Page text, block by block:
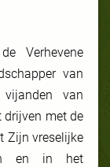
Verhevene
van
van
drijven met de
Zijn vreselijke
en in het